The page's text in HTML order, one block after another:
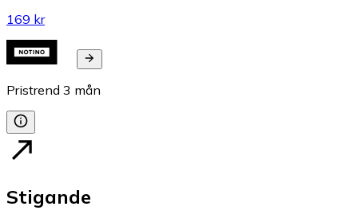
169 kr
Pristrend 3 mån
Stigande